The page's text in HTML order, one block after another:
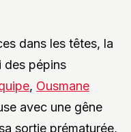
dans les têtes, la
des pépins
, Ousmane
avec une gêne
sortie prématurée,